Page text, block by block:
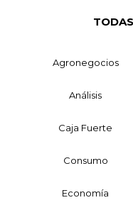
Agronegocios
Análisis
Caja Fuerte
Consumo
Economía